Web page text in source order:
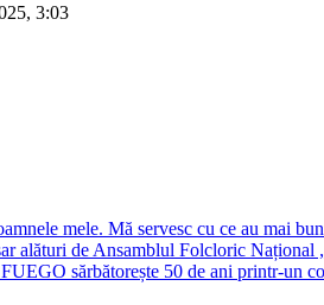
3:03
mele. Mă servesc cu ce au mai
alături de Ansamblul Folcloric Național
FUEGO sărbătorește 50 de ani printr-un